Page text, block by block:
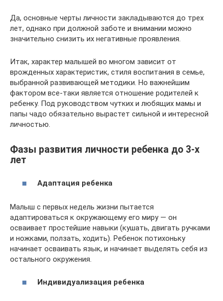
Да, основные черты личности закладываются до трех
лет, однако при должной заботе и внимании можно
значительно снизить их негативные проявления.
Итак, характер малышей во многом зависит от
врожденных характеристик, стиля воспитания в семье,
выбранной развивающей методики. Но важнейшим
фактором все-таки является отношение родителей к
ребенку. Под руководством чутких и любящих мамы и
папы чадо обязательно вырастет сильной и интересной
личностью.
Фазы развития личности ребенка до 3-х
лет
Адаптация ребенка
Малыш с первых недель жизни пытается
адаптироваться к окружающему его миру — он
осваивает простейшие навыки (кушать, двигать ручками
и ножками, ползать, ходить). Ребенок потихоньку
начинает осваивать язык, и начинает выделять себя из
остального окружения.
Индивидуализация ребенка